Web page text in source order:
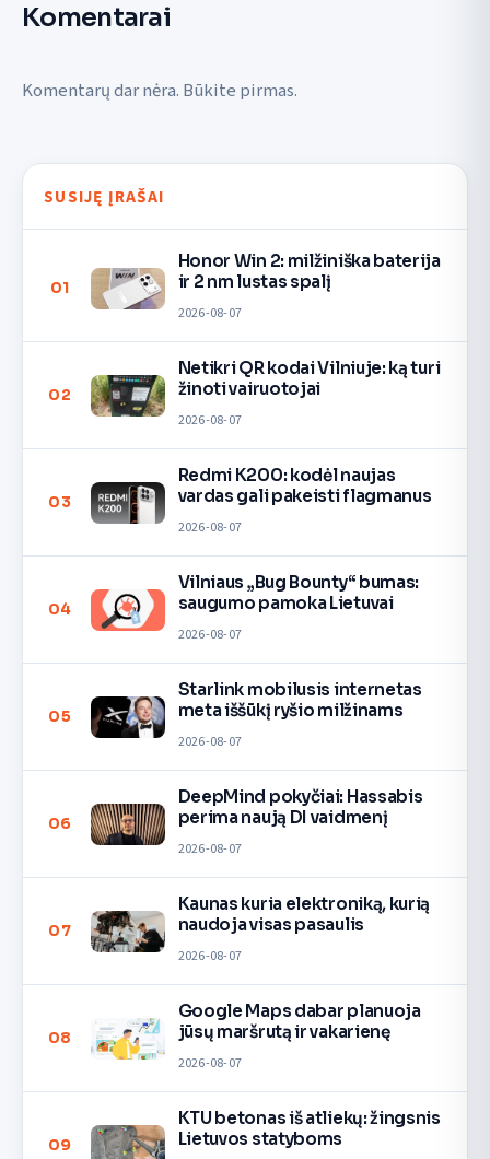
Komentarai
Komentarų dar nėra. Būkite pirmas.
SUSIJĘ ĮRAŠAI
01
Honor Win 2: milžiniška baterija
ir 2 nm lustas spalį
2026-08-07
02
Netikri QR kodai Vilniuje: ką turi
žinoti vairuotojai
2026-08-07
03
Redmi K200: kodėl naujas
vardas gali pakeisti flagmanus
2026-08-07
04
Vilniaus „Bug Bounty“ bumas:
saugumo pamoka Lietuvai
2026-08-07
05
Starlink mobilusis internetas
meta iššūkį ryšio milžinams
2026-08-07
06
DeepMind pokyčiai: Hassabis
perima naują DI vaidmenį
2026-08-07
07
Kaunas kuria elektroniką, kurią
naudoja visas pasaulis
2026-08-07
08
Google Maps dabar planuoja
jūsų maršrutą ir vakarienę
2026-08-07
09
KTU betonas iš atliekų: žingsnis
Lietuvos statyboms